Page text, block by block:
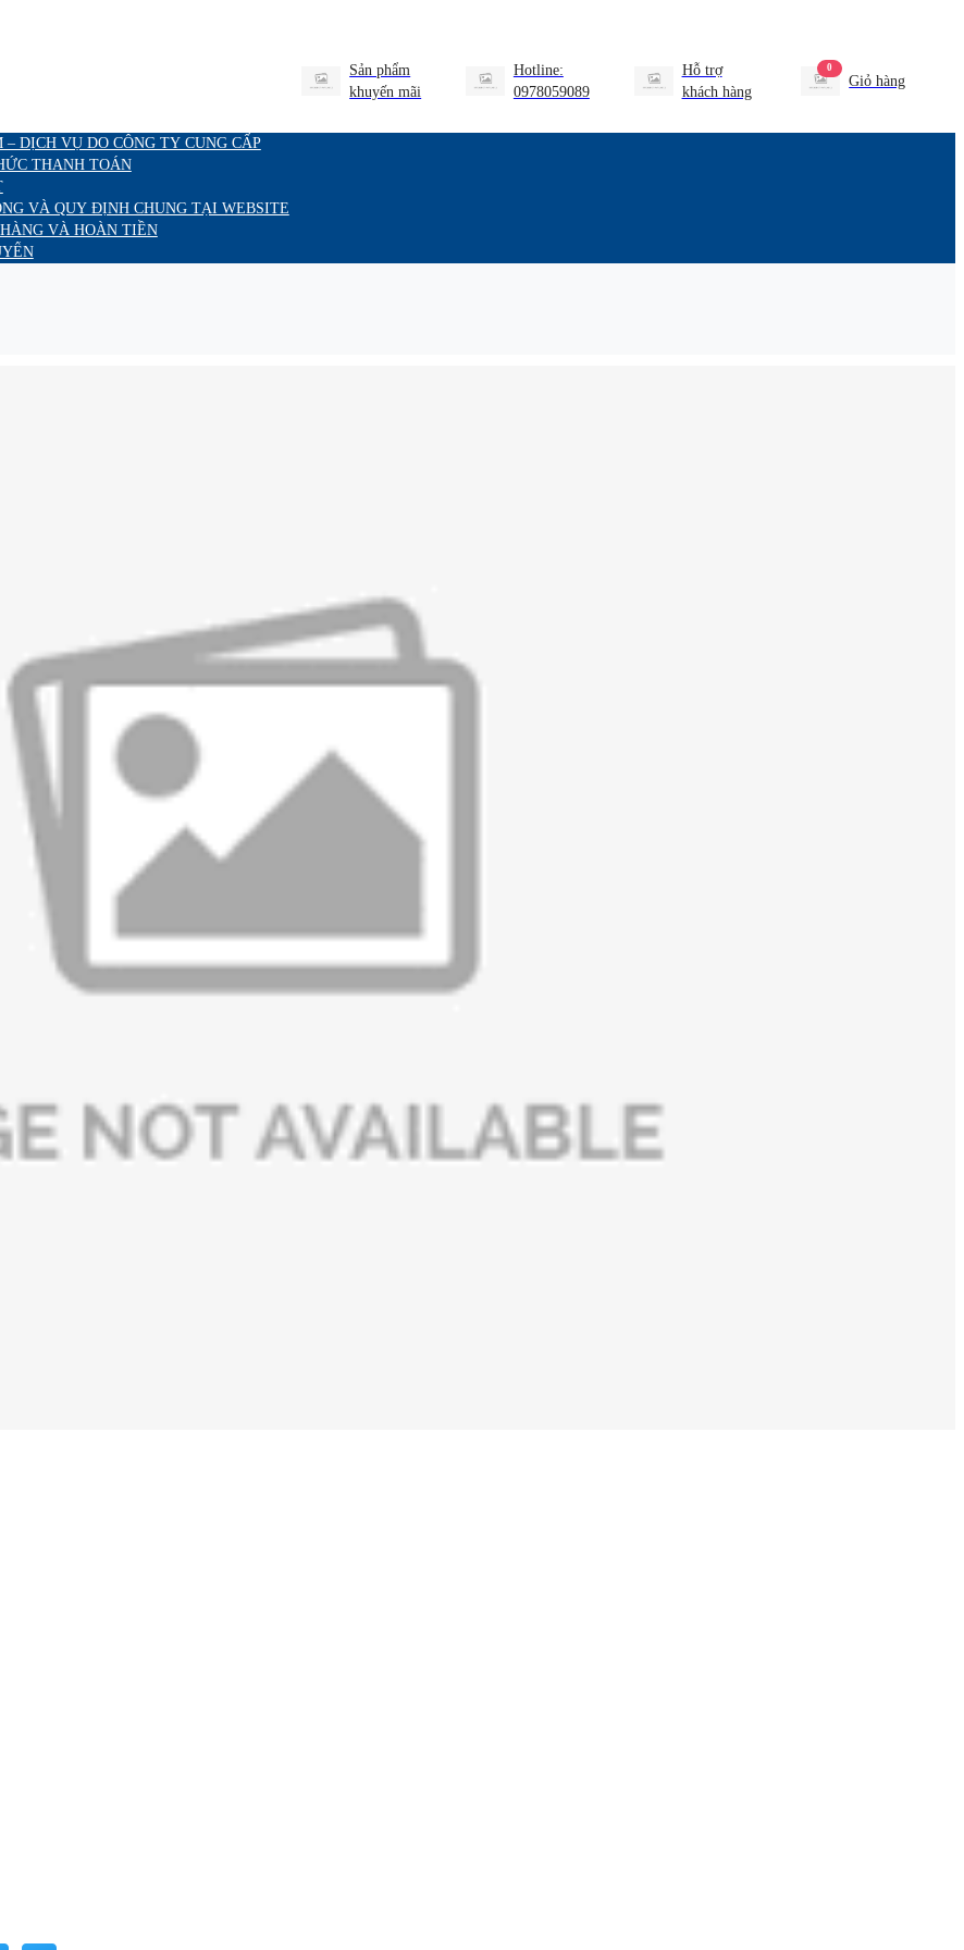
Sản phẩm
khuyến mãi
Hotline:
0978059089
Hỗ trợ
khách hàng
0
Giỏ hàng
DỊCH VỤ DO CÔNG TY CUNG CẤP
THANH TOÁN
VÀ QUY ĐỊNH CHUNG TẠI WEBSITE
VÀ HOÀN TIỀN